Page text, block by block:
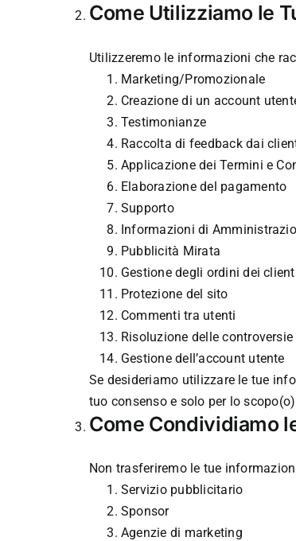
Come Utilizziamo le
Utilizzeremo le informazioni che
Marketing/Promozionale
Creazione di un account
Testimonianze
Raccolta di feedback dai
Applicazione dei Termini e
Elaborazione del pagamento
Supporto
Informazioni di
Pubblicità Mirata
Gestione degli ordini dei
Protezione del sito
Commenti tra utenti
Risoluzione delle controversie
Gestione dell’account utente
Se desideriamo utilizzare le tue
tuo consenso e solo per lo
Come Condividiamo
Non trasferiremo le tue
Servizio pubblicitario
Sponsor
Agenzie di marketing